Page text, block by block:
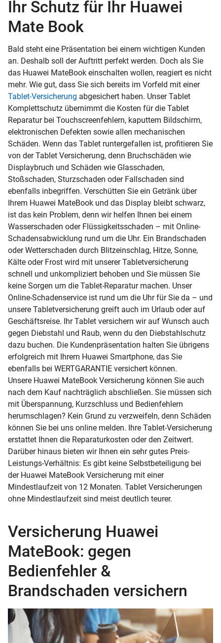
Ihr Schutz für Ihr Huawei
Mate Book
Bald steht eine Präsentation bei einem wichtigen Kunden
an. Deshalb soll der Auftritt perfekt werden. Doch als Sie
das Huawei MateBook einschalten wollen, reagiert es nicht
mehr. Wie gut, dass Sie sich bereits im Vorfeld mit einer
Tablet-Versicherung abgesichert haben. Unser Tablet
Komplettschutz übernimmt die Kosten für die Tablet
Reparatur bei Touchscreenfehlern, kaputtem Bildschirm,
elektronischen Defekten sowie allen mechanischen
Schäden. Wenn das Tablet runtergefallen ist, profitieren Sie
von der Tablet Versicherung, denn Bruchschäden wie
Displaybruch und Schäden wie Glasschaden,
Stoßschaden, Sturzschaden oder Fallschaden sind
ebenfalls inbegriffen. Verschütten Sie ein Getränk über
Ihrem Huawei MateBook und das Display bleibt schwarz,
ist das kein Problem, denn wir helfen Ihnen bei einem
Wasserschaden oder Flüssigkeitsschaden – mit Online-
Schadensabwicklung rund um die Uhr. Ein Brandschaden
oder Wetterschaden durch Blitzeinschlag, Hitze, Sonne,
Kälte oder Frost wird mit unserer Tabletversicherung
schnell und unkompliziert behoben und Sie müssen Sie
keine Sorgen um die Tablet-Reparatur machen. Unser
Online-Schadenservice ist rund um die Uhr für Sie da – und
unsere Tabletversicherung greift auch im Urlaub oder auf
Geschäftsreise. Ihr Tablet versichern wir auf Wunsch auch
gegen Diebstahl und Raub, wenn du den Diebstahlschutz
dazu buchen. Die Kundenpräsentation halten Sie übrigens
erfolgreich mit Ihrem Huawei Smartphone, das Sie
ebenfalls bei WERTGARANTIE versichert können.
Unsere Huawei MateBook Versicherung können Sie auch
nach dem Kauf nachträglich abschließen. Sie müssen sich
mit Überspannung, Kurzschluss und Bedienfehlern
herumschlagen? Kein Grund zu verzweifeln, denn Schäden
können Sie bei uns online melden. Ihre Tablet-Versicherung
erstattet Ihnen die Reparaturkosten oder den Zeitwert.
Darüber hinaus bieten wir Ihnen ein sehr gutes Preis-
Leistungs-Verhältnis: Es gibt keine Selbstbeteiligung bei
der Huawei MateBook Versicherung mit einer
Mindestlaufzeit von 12 Monaten. Tablet Versicherungen
ohne Mindestlaufzeit sind meist deutlich teurer.
Versicherung Huawei
MateBook: gegen
Bedienfehler &
Brandschaden versichern